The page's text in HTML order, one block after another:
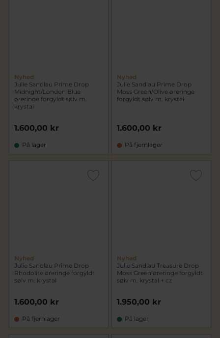
Nyhed
Julie Sandlau Prime Drop
Midnight/London Blue
øreringe forgyldt sølv m.
krystal
1.600,00 kr
På lager
Nyhed
Julie Sandlau Prime Drop
Moss Green/Olive øreringe
forgyldt sølv m. krystal
1.600,00 kr
På fjernlager
Nyhed
Julie Sandlau Prime Drop
Rhodolite øreringe forgyldt
sølv m. krystal
1.600,00 kr
På fjernlager
Nyhed
Julie Sandlau Treasure Drop
Moss Green øreringe forgyldt
sølv m. krystal + cz
1.950,00 kr
På lager